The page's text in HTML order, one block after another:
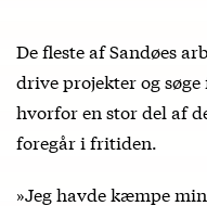
De fleste af Sandøes
drive projekter og
hvorfor en stor del af
foregår i fritiden.
»Jeg havde kæmpe